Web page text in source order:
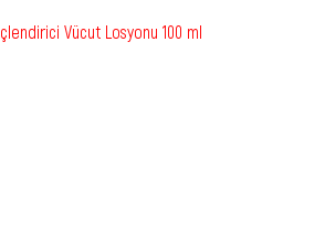
Vücut Losyonu 100 ml